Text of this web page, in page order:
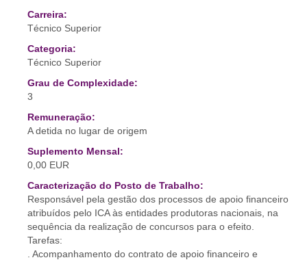
Carreira:
Técnico Superior
Categoria:
Técnico Superior
Grau de Complexidade:
3
Remuneração:
A detida no lugar de origem
Suplemento Mensal:
0,00 EUR
Caracterização do Posto de Trabalho:
Responsável pela gestão dos processos de apoio financeiro
atribuídos pelo ICA às entidades produtoras nacionais, na
sequência da realização de concursos para o efeito.
Tarefas:
. Acompanhamento do contrato de apoio financeiro e